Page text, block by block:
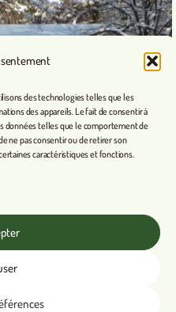
des technologies telles que les
des appareils. Le fait de consentir à
données telles que le comportement de
ne pas consentir ou de retirer son
caractéristiques et fonctions.